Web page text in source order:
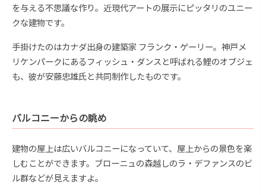
を与える不思議な作り。近現代アートの展示にピッタリのユニー
クな建物です。
手掛けたのはカナダ出身の建築家 フランク・ゲーリー。神戸メ
リケンパークにあるフィッシュ・ダンスと呼ばれる鯉のオブジェ
も、彼が安藤忠雄氏と共同制作したものです。
バルコニーからの眺め
建物の屋上は広いバルコニーになっていて、屋上からの景色を楽
しむことができます。ブローニュの森越しのラ・デファンスのビ
ル群などが見えますよ。